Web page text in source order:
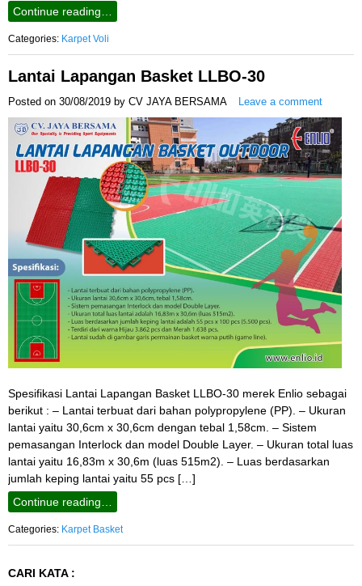
Continue reading…
Categories: Karpet Voli
Lantai Lapangan Basket LLBO-30
Posted on 30/08/2019 by CV JAYA BERSAMA Leave a comment
Spesifikasi Lantai Lapangan Basket LLBO-30 merek Enlio sebagai
berikut : – Lantai terbuat dari bahan polypropylene (PP). – Ukuran
lantai yaitu 30,6cm x 30,6cm dengan tebal 1,58cm. – Sistem
pemasangan Interlock dan model Double Layer. – Ukuran total luas
lantai yaitu 16,83m x 30,6m (luas 515m2). – Luas berdasarkan
jumlah keping lantai yaitu 55 pcs […]
Continue reading…
Categories: Karpet Basket
CARI KATA :